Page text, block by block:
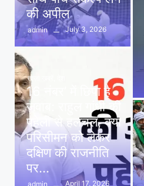
की अपील
admin July 3, 2026
ताज़ा खबरें
16 नंबर’ में छिपा है
जवाब: राहुल गांधी की
पहेली से हलचल, क्या
परिसीमन को लेकर
दक्षिण की राजनीति
पर…
admin April 17, 2026